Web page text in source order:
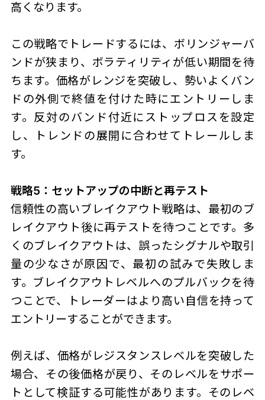
高くなります。
この戦略でトレードするには、ボリンジャーバ
ンドが狭まり、ボラティリティが低い期間を待
ちます。価格がレンジを突破し、勢いよくバン
ドの外側で終値を付けた時にエントリーしま
す。反対のバンド付近にストップロスを設定
し、トレンドの展開に合わせてトレールしま
す。
戦略5：セットアップの中断と再テスト
信頼性の高いブレイクアウト戦略は、最初のブ
レイクアウト後に再テストを待つことです。多
くのブレイクアウトは、誤ったシグナルや取引
量の少なさが原因で、最初の試みで失敗しま
す。ブレイクアウトレベルへのプルバックを待
つことで、トレーダーはより高い自信を持って
エントリーすることができます。
例えば、価格がレジスタンスレベルを突破した
場合、その後価格が戻り、そのレベルをサポー
トとして検証する可能性があります。そのレベ